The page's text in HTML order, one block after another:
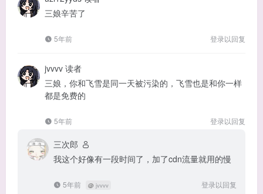
三娘辛苦了
5年前 登录以回复
jvvvv 读者
三娘，你和飞雪是同一天被污染的，飞雪也是和你一样
都是免费的
5年前 登录以回复
三次郎
我这个好像有一段时间了，加了cdn流量就用的慢
5年前 @ jvvvv 登录以回复